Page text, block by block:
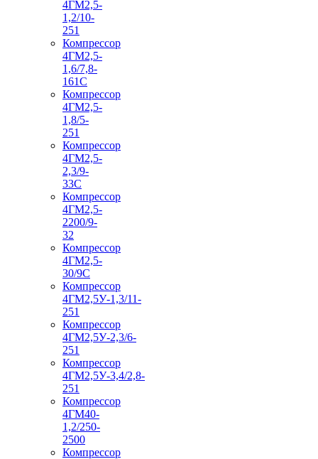
4ГМ2,5-
1,2/10-
251
Компрессор
4ГМ2,5-
1,6/7,8-
161С
Компрессор
4ГМ2,5-
1,8/5-
251
Компрессор
4ГМ2,5-
2,3/9-
33С
Компрессор
4ГМ2,5-
2200/9-
32
Компрессор
4ГМ2,5-
30/9С
Компрессор
4ГМ2,5У-1,3/11-
251
Компрессор
4ГМ2,5У-2,3/6-
251
Компрессор
4ГМ2,5У-3,4/2,8-
251
Компрессор
4ГМ40-
1,2/250-
2500
Компрессор